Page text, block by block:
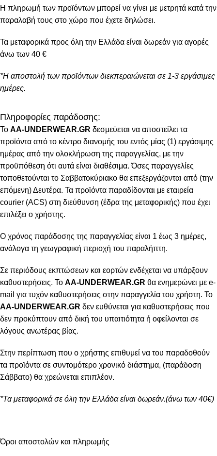
Η πληρωμή των προϊόντων μπορεί να γίνει με μετρητά κατά την
παραλαβή τους στο χώρο που έχετε δηλώσει.
Τα μεταφορικά προς όλη την Ελλάδα είναι δωρεάν για αγορές
άνω των 40 €
*Η αποστολή των προϊόντων διεκπεραιώνεται σε 1-3 εργάσιμες
ημέρες.
Πληροφορίες παράδοσης:
To AA-UNDERWEAR.GR δεσμεύεται να αποστείλει τα
προϊόντα από το κέντρο διανομής του εντός μίας (1) εργάσιμης
ημέρας από την ολοκλήρωση της παραγγελίας, με την
προϋπόθεση ότι αυτά είναι διαθέσιμα. Όσες παραγγελίες
τοποθετούνται το Σαββατοκύριακο θα επεξεργάζονται από (την
επόμενη) Δευτέρα. Τα προϊόντα παραδίδονται με εταιρεία
courier (ACS) στη διεύθυνση (έδρα της μεταφορικής) που έχει
επιλέξει ο χρήστης.
Ο χρόνος παράδοσης της παραγγελίας είναι 1 έως 3 ημέρες,
ανάλογα τη γεωγραφική περιοχή του παραλήπτη.
Σε περιόδους εκπτώσεων και εορτών ενδέχεται να υπάρξουν
καθυστερήσεις. Το AA-UNDERWEAR.GR θα ενημερώνει με e-
mail για τυχόν καθυστερήσεις στην παραγγελία του χρήστη. Το
AA-UNDERWEAR.GR δεν ευθύνεται για καθυστερήσεις που
δεν προκύπτουν από δική του υπαιτιότητα ή οφείλονται σε
λόγους ανωτέρας βίας.
Στην περίπτωση που ο χρήστης επιθυμεί να του παραδοθούν
τα προϊόντα σε συντομότερο χρονικό διάστημα, (παράδοση
Σάββατο) θα χρεώνεται επιπλέον.
*Τα μεταφορικά σε όλη την Ελλάδα είναι δωρεάν.(άνω των 40€)
Όροι αποστολών και πληρωμής